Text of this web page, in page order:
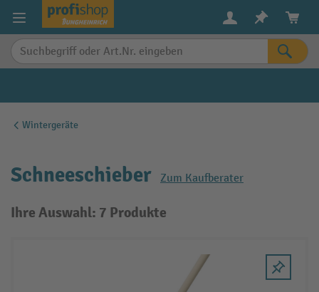
springen
Wintergeräte
Schneeschieber Zum Kaufberater
Ihre Auswahl: 7 Produkte